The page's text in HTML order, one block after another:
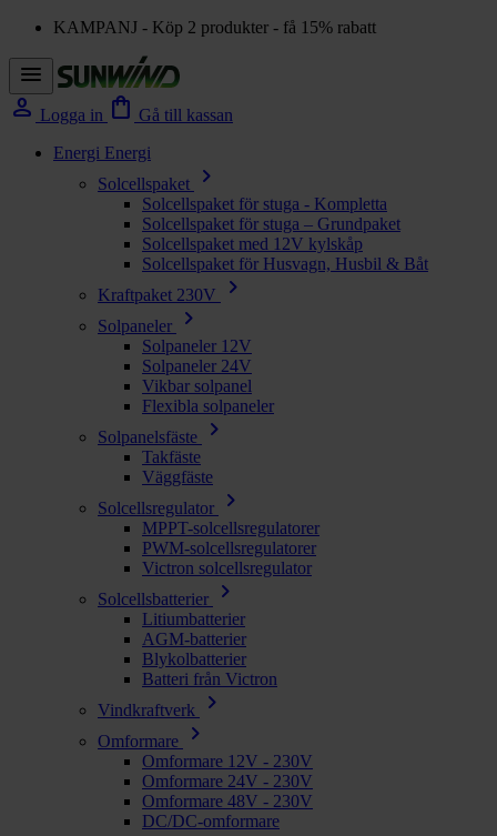
KAMPANJ - Köp 2 produkter - få 15% rabatt
menu
person Logga in shopping_bag Gå till kassan
Energi Energi
Solcellspaket
chevron_right
Solcellspaket för stuga - Kompletta
Solcellspaket för stuga – Grundpaket
Solcellspaket med 12V kylskåp
Solcellspaket för Husvagn, Husbil & Båt
Kraftpaket 230V
chevron_right
Solpaneler chevron_right
Solpaneler 12V
Solpaneler 24V
Vikbar solpanel
Flexibla solpaneler
Solpanelsfäste
chevron_right
Takfäste
Väggfäste
Solcellsregulator
chevron_right
MPPT-solcellsregulatorer
PWM-solcellsregulatorer
Victron solcellsregulator
Solcellsbatterier
chevron_right
Litiumbatterier
AGM-batterier
Blykolbatterier
Batteri från Victron
Vindkraftverk
chevron_right
Omformare chevron_right
Omformare 12V - 230V
Omformare 24V - 230V
Omformare 48V - 230V
DC/DC-omformare